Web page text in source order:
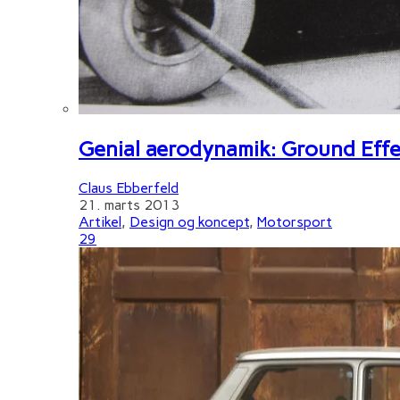
Genial aerodynamik: Ground
Claus Ebberfeld
21. marts 2013
Artikel, Design og koncept, Motorsport
29